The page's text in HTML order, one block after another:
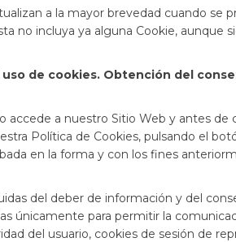
a la mayor brevedad cuando
no incluya ya alguna Cookie, aunque
de cookies. Obtención del
accede a nuestro Sitio Web y antes
Política de Cookies, pulsando el
en la forma y con los fines
del deber de información y del
únicamente para permitir la
del usuario, cookies de sesión de